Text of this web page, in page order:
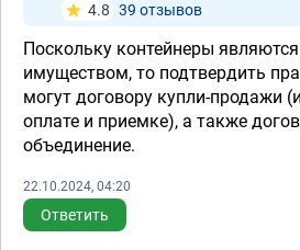
4.8 39 отзывов
Поскольку контейнеры
имуществом, то подтвердить
могут договору купли-продажи
оплате и приемке), а также
объединение.
22.10.2024, 04:20
Ответить